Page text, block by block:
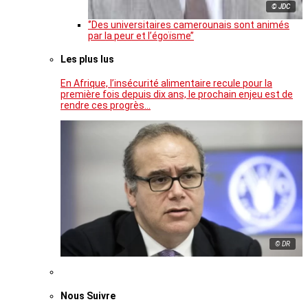
© JDC
‘’Des universitaires camerounais sont animés
par la peur et l’égoïsme’’
Les plus lus
En Afrique, l’insécurité alimentaire recule pour la
première fois depuis dix ans, le prochain enjeu est de
rendre ces progrès…
© DR
Nous Suivre